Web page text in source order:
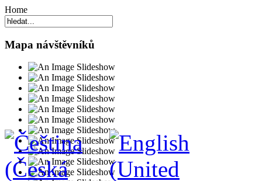
Home
Mapa návštěvníků